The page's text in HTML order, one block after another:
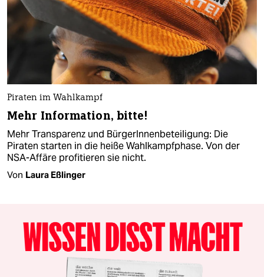
Piraten im Wahlkampf
Mehr Information, bitte!
Mehr Transparenz und BürgerInnenbeteiligung: Die
Piraten starten in die heiße Wahlkampfphase. Von der
NSA-Affäre profitieren sie nicht.
Von Laura Eßlinger